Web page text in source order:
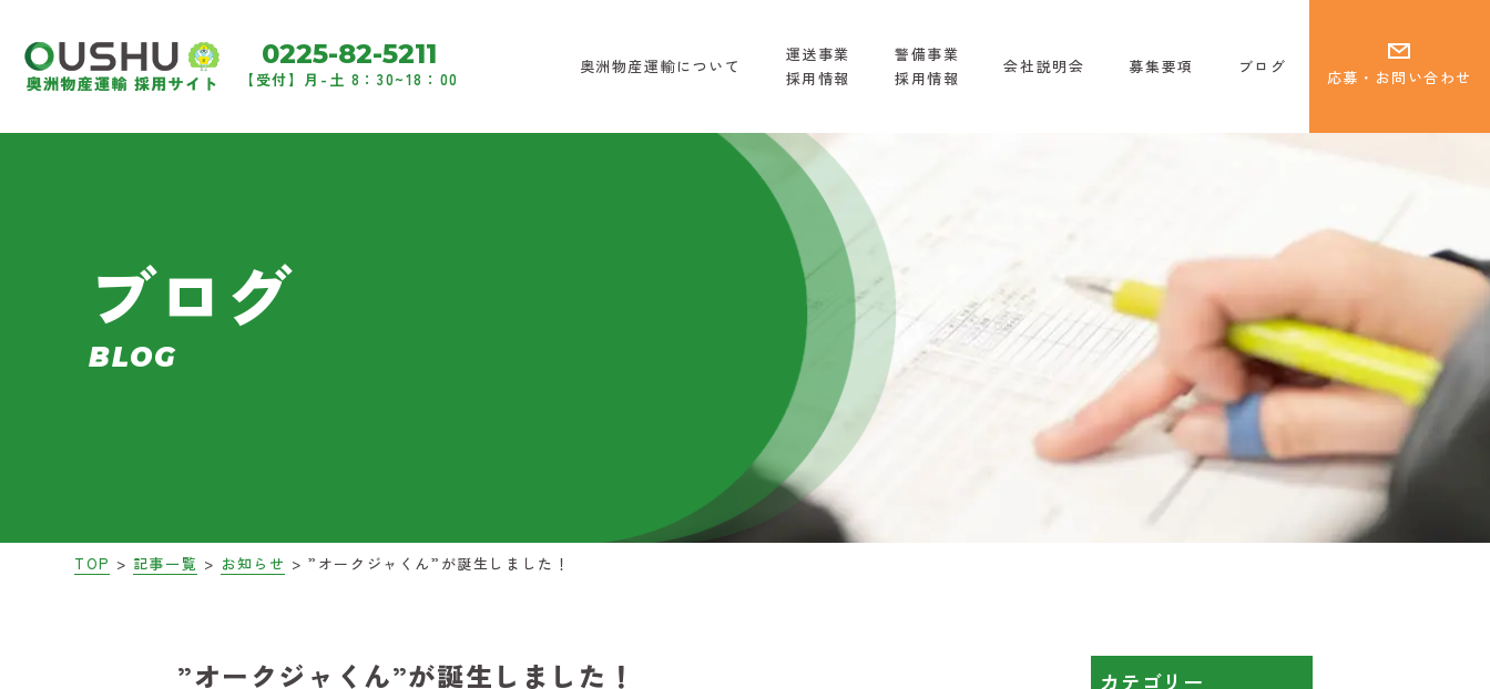
0225-82-5211
【受付】月-土 8：30~18：00
奥洲物産運輸について
運送事業
採用情報
警備事業
採用情報
会社説明会 募集要項 ブログ
応募・お問い合わせ
ブログ
BLOG
TOP > 記事一覧 > お知らせ >”オークジャくん”が誕生しました！
”オークジャくん”が誕生しました！ カテゴリー